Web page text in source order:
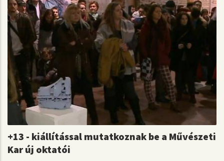
+13 - kiállítással mutatkoznak be a Művészeti
Kar új oktatói